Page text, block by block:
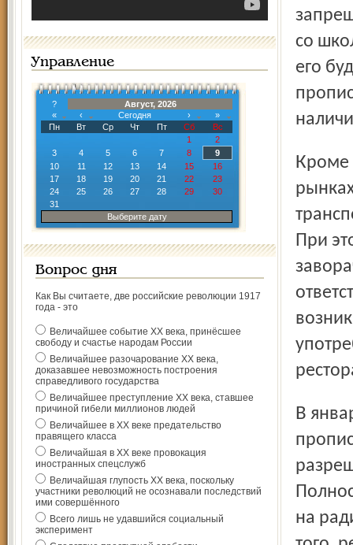
Управление
?
Август, 2026
«
‹ Сегодня ›
»
Пн
Вт Ср Чт Пт Сб
Вс
1
2
3
4 5 6 7 8
9
10
11 12 13 14 15
16
17
18 19 20 21 22
23
24
25 26 27 28 29
30
31
Выберите дату
Вопрос дня
Как Вы считаете, две российские революции 1917
года - это
Величайшее событие ХХ века, принёсшее
свободу и счастье народам России
Величайшее разочарование ХХ века,
доказавшее невозможность построения
справедливого государства
Величайшее преступление ХХ века, ставшее
причиной гибели миллионов людей
Величайшее в ХХ веке предательство
правящего класса
Величайшая в ХХ веке провокация
иностранных спецслужб
Величайшая глупость ХХ века, поскольку
участники революций не осознавали последствий
ими совершённого
Всего лишь не удавшийся социальный
эксперимент
со
его
Кроме того, с 1 июля пиво запретят пить в парках, на
При
В январе 2013 года в силу вступит ещё ряд ограничений,
на